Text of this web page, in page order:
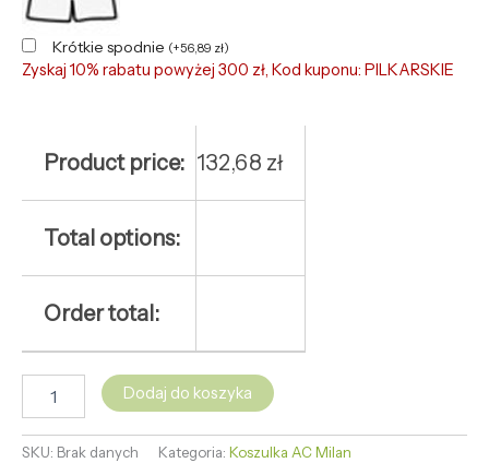
Krótkie spodnie (+56,89 zł)
Zyskaj 10% rabatu powyżej 300 zł, Kod kuponu: PILKARSKIE
Product price: 132,68 zł
Total options:
Order total:
Dodaj do koszyka
SKU: Brak danych Kategoria: Koszulka AC Milan